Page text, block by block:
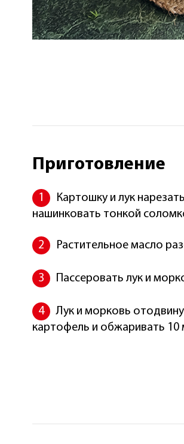
Приготовление
Картошку и лук
нашинковать тонкой
Растительное масло
Пассеровать лук и
Лук и морковь
картофель и обжаривать 10